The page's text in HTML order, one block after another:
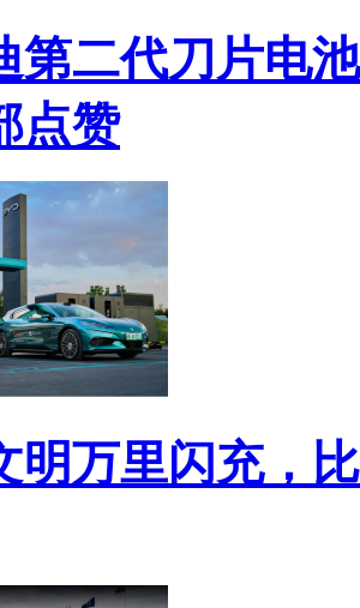
第二代刀片电
点赞
明万里闪充，